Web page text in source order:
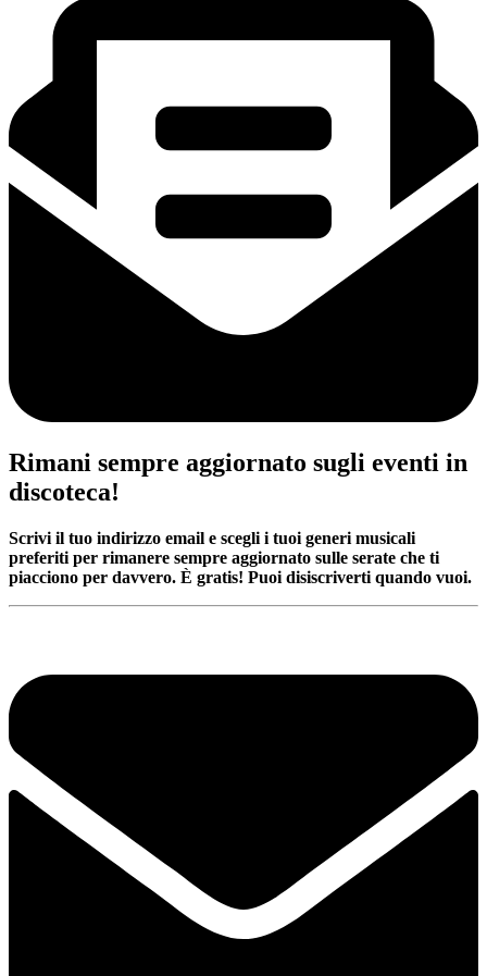
Rimani sempre aggiornato sugli eventi in
discoteca!
Scrivi il tuo indirizzo email e scegli i tuoi generi musicali
preferiti per rimanere sempre aggiornato sulle serate che ti
piacciono per davvero. È gratis! Puoi disiscriverti quando vuoi.